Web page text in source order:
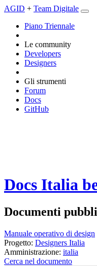
AGID + Team Digitale
Piano Triennale
Le community
Developers
Designers
Gli strumenti
Forum
Docs
GitHub
Docs Italia
Documenti
Manuale operativo di design
Progetto: Designers Italia
Amministrazione: italia
Cerca nel documento